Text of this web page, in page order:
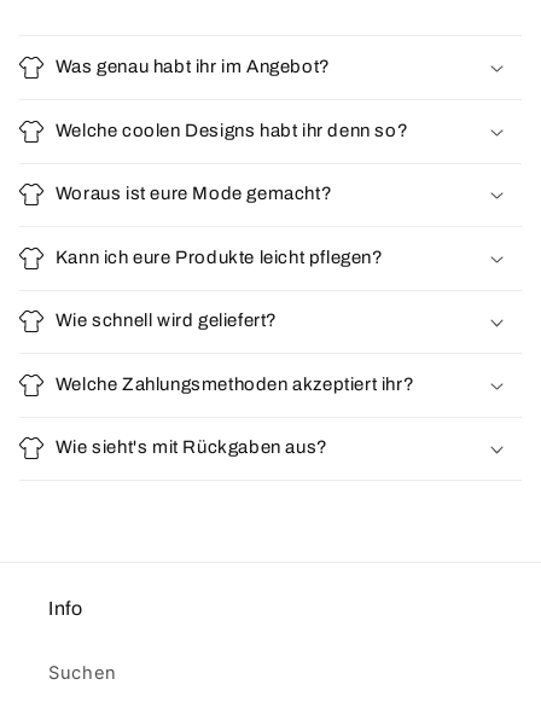
Was genau habt ihr im Angebot?
Welche coolen Designs habt ihr denn so?
Woraus ist eure Mode gemacht?
Kann ich eure Produkte leicht pflegen?
Wie schnell wird geliefert?
Welche Zahlungsmethoden akzeptiert ihr?
Wie sieht's mit Rückgaben aus?
Info
Suchen